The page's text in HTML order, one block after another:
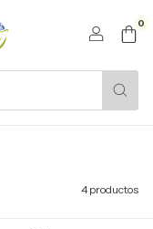
0
4 productos